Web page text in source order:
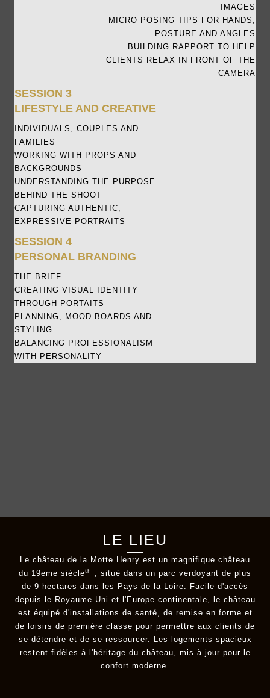
IMAGES
MICRO POSING TIPS FOR HANDS,
POSTURE AND ANGLES
BUILDING RAPPORT TO HELP
CLIENTS RELAX IN FRONT OF THE
CAMERA
SESSION 3
LIFESTYLE AND CREATIVE
INDIVIDUALS, COUPLES AND
FAMILIES
WORKING WITH PROPS AND
BACKGROUNDS
UNDERSTANDING THE PURPOSE
BEHIND THE SHOOT
CAPTURING AUTHENTIC,
EXPRESSIVE PORTRAITS
SESSION 4
PERSONAL BRANDING
THE BRIEF
CREATING VISUAL IDENTITY
THROUGH PORTAITS
PLANNING, MOOD BOARDS AND
STYLING
BALANCING PROFESSIONALISM
WITH PERSONALITY
LE LIEU
Le château de la Motte Henry est un magnifique château
du 19eme siècleth
, situé dans un parc verdoyant de plus
de 9 hectares dans les Pays de la Loire. Facile d'accès
depuis le Royaume-Uni et l'Europe continentale, le château
est équipé d'installations de santé, de remise en forme et
de loisirs de première classe pour permettre aux clients de
se détendre et de se ressourcer. Les logements spacieux
restent fidèles à l'héritage du château, mis à jour pour le
confort moderne.